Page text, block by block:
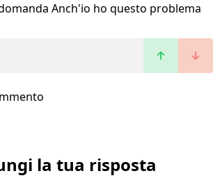
Anch'io ho questo problema
la tua risposta